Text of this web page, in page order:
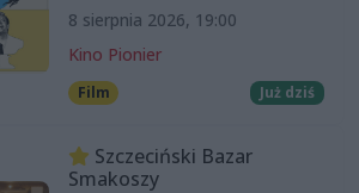
8 sierpnia 2026, 19:00
Kino Pionier
Film Już dziś
Szczeciński Bazar
Smakoszy